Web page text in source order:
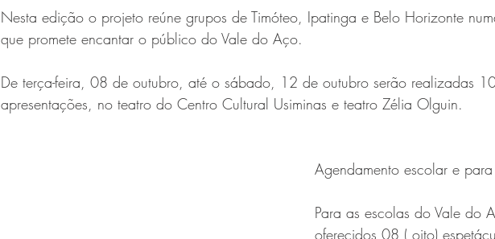
Nesta edição o projeto reúne grupos de Timóteo, Ipatinga e Belo Horizonte
que promete encantar o público do Vale do Aço.
De terça-feira, 08 de outubro, até o sábado, 12 de outubro serão realizadas
apresentações, no teatro do Centro Cultural Usiminas e teatro Zélia Olguin.
Agendamento escolar e
Para as escolas do Vale do
oferecidos 08 ( oito)